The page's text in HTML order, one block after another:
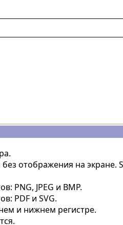
отображения на экране.
PNG, JPEG и BMP.
PDF и SVG.
и нижнем регистре.